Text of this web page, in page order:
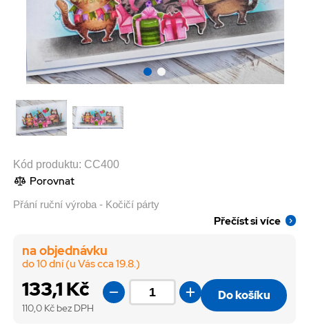
Kód produktu: CC400
Porovnat
Přání ruční výroba - Kočičí párty
Přečíst si více
133,1 Kč
110,0 Kč bez DPH
na objednávku
do 10 dní (u Vás cca 19.8.)
Do košíku